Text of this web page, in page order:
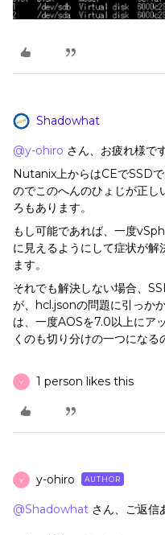
Shadowhat
@y-ohiro さん、お疲れ様です
Nutanix上からはCEでSSD
のでこのへんのひょじが正し
ろもあります。
もし可能であれば、一度
に見えるようにして症状が解
ます。
それでも解決しない場合、
が、hcl.jsonの問題に引っか
は、一度AOSを7.0以上にア
くのも切り分けの一つになる
Y 1 person likes this
Y y-ohiro AUTHOR
@Shadowhat さん、ご返信